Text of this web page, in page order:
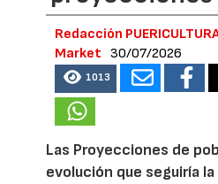
Redacción
Market
30/07/2026
1013
Las Proyecciones de
evolución que seguiría